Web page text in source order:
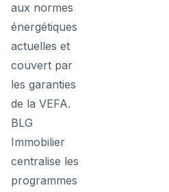
aux normes
énergétiques
actuelles et
couvert par
les garanties
de la VEFA.
BLG
Immobilier
centralise les
programmes